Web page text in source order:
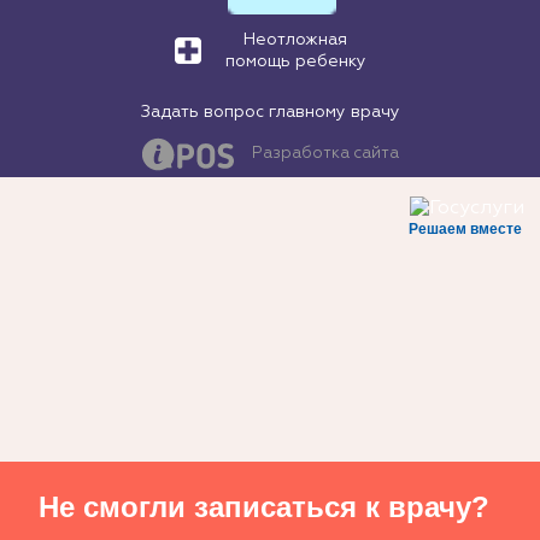
Неотложная
помощь ребенку
Задать вопрос главному врачу
Разработка сайта
Решаем вместе
Не смогли записаться к врачу?